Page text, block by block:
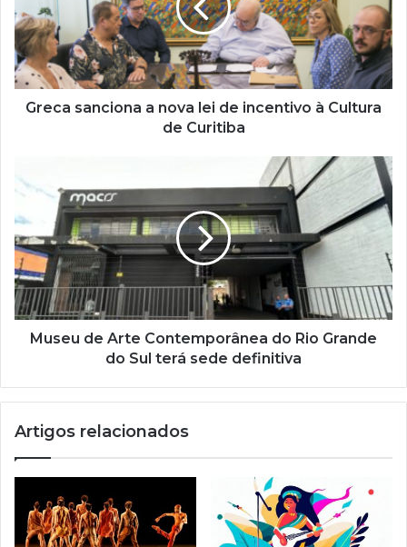
n
d
e
r
e
a
i
l
Greca sanciona a nova lei de incentivo à Cultura
de Curitiba
Museu de Arte Contemporânea do Rio Grande
do Sul terá sede definitiva
Artigos relacionados